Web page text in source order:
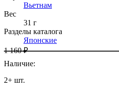
Вьетнам
Вес
31 г
Разделы каталога
Японские
1 160 ₽
Наличие:
2+ шт.